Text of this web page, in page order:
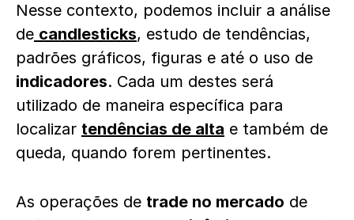
Nesse contexto, podemos incluir a análise
de candlesticks, estudo de tendências,
padrões gráficos, figuras e até o uso de
indicadores. Cada um destes será
utilizado de maneira específica para
localizar tendências de alta e também de
queda, quando forem pertinentes.
As operações de trade no mercado de